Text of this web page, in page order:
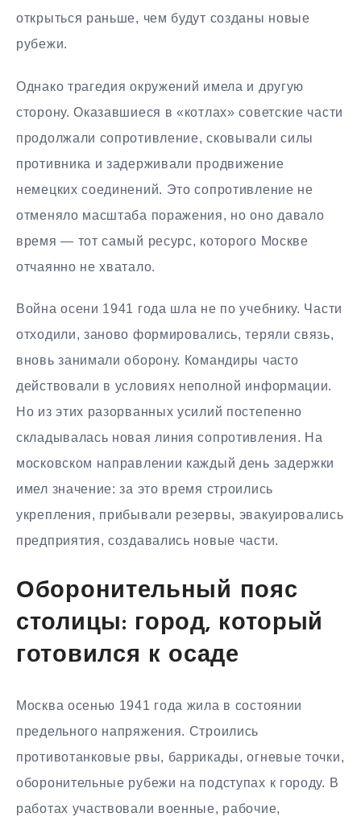
открыться раньше, чем будут созданы новые
рубежи.
Однако трагедия окружений имела и другую
сторону. Оказавшиеся в «котлах» советские части
продолжали сопротивление, сковывали силы
противника и задерживали продвижение
немецких соединений. Это сопротивление не
отменяло масштаба поражения, но оно давало
время — тот самый ресурс, которого Москве
отчаянно не хватало.
Война осени 1941 года шла не по учебнику. Части
отходили, заново формировались, теряли связь,
вновь занимали оборону. Командиры часто
действовали в условиях неполной информации.
Но из этих разорванных усилий постепенно
складывалась новая линия сопротивления. На
московском направлении каждый день задержки
имел значение: за это время строились
укрепления, прибывали резервы, эвакуировались
предприятия, создавались новые части.
Оборонительный пояс
столицы: город, который
готовился к осаде
Москва осенью 1941 года жила в состоянии
предельного напряжения. Строились
противотанковые рвы, баррикады, огневые точки,
оборонительные рубежи на подступах к городу. В
работах участвовали военные, рабочие,